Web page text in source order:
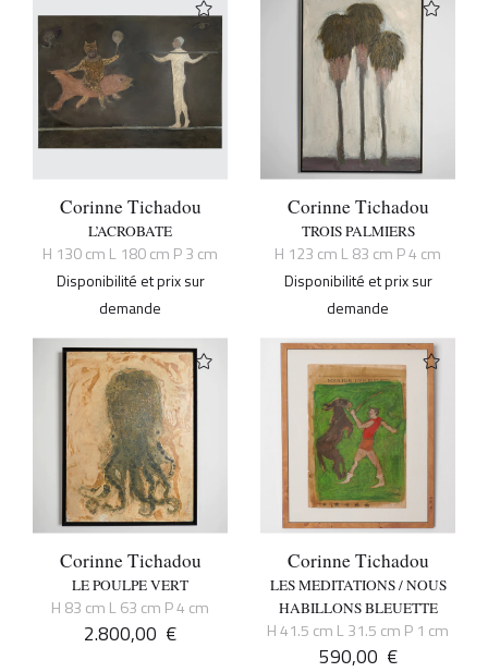
Corinne Tichadou
L’ACROBATE
H 130 cm L 180 cm P 3 cm
Disponibilité et prix sur
demande
Corinne Tichadou
TROIS PALMIERS
H 123 cm L 83 cm P 4 cm
Disponibilité et prix sur
demande
Corinne Tichadou
LE POULPE VERT
H 83 cm L 63 cm P 4 cm
2.800,00 €
Corinne Tichadou
LES MEDITATIONS / NOUS
HABILLONS BLEUETTE
H 41.5 cm L 31.5 cm P 1 cm
590,00 €